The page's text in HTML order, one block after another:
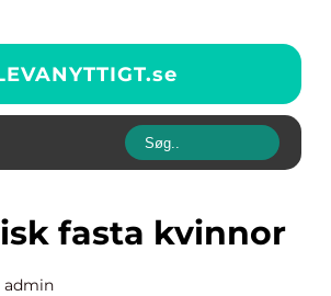
se
fasta kvinnor
admin